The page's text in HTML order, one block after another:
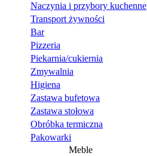
Naczynia i przybory kuchenne
Transport żywności
Bar
Pizzeria
Piekarnia/cukiernia
Zmywalnia
Higiena
Zastawa bufetowa
Zastawa stołowa
Obróbka termiczna
Pakowarki
Meble